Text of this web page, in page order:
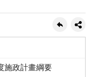
施政計畫綱要